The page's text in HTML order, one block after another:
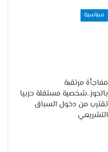
سياسية
مفاجأة مرتقبة
بالحوز..شخصية مستقلة حزبيا
تقترب من دخول السباق
التشريعي